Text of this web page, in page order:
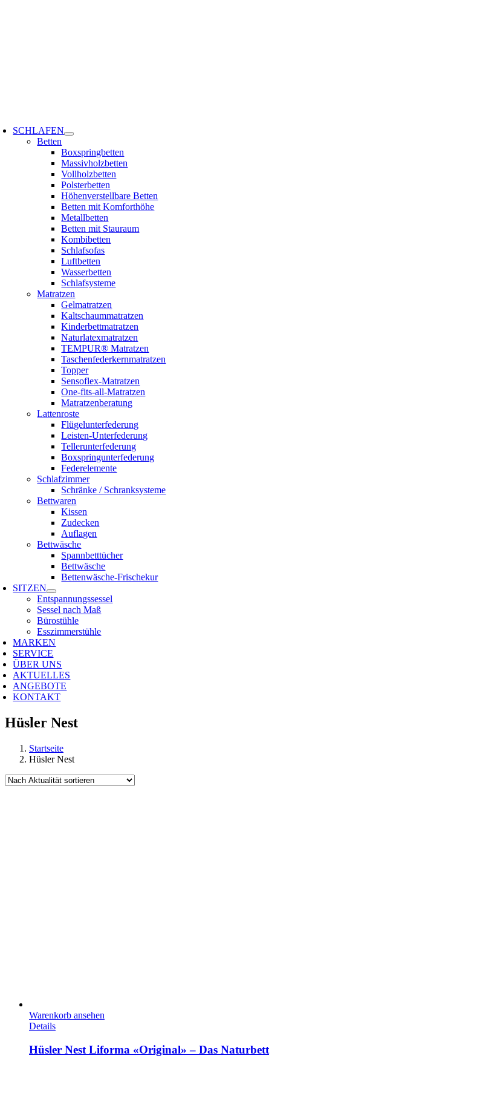
SCHLAFEN
Betten
Boxspringbetten
Massivholzbetten
Vollholzbetten
Polsterbetten
Höhenverstellbare Betten
Betten mit Komforthöhe
Metallbetten
Betten mit Stauraum
Kombibetten
Schlafsofas
Luftbetten
Wasserbetten
Schlafsysteme
Matratzen
Gelmatratzen
Kaltschaummatratzen
Kinderbettmatratzen
Naturlatexmatratzen
TEMPUR® Matratzen
Taschenfederkernmatratzen
Topper
Sensoflex-Matratzen
One-fits-all-Matratzen
Matratzenberatung
Lattenroste
Flügelunterfederung
Leisten-Unterfederung
Tellerunterfederung
Boxspringunterfederung
Federelemente
Schlafzimmer
Schränke / Schranksysteme
Bettwaren
Kissen
Zudecken
Auflagen
Bettwäsche
Spannbetttücher
Bettwäsche
Bettenwäsche-Frischekur
SITZEN
Entspannungssessel
Sessel nach Maß
Bürostühle
Esszimmerstühle
MARKEN
SERVICE
ÜBER UNS
AKTUELLES
ANGEBOTE
KONTAKT
Hüsler Nest
Startseite
Hüsler Nest
Warenkorb ansehen
Details
Hüsler Nest Liforma «Original» – Das Naturbett